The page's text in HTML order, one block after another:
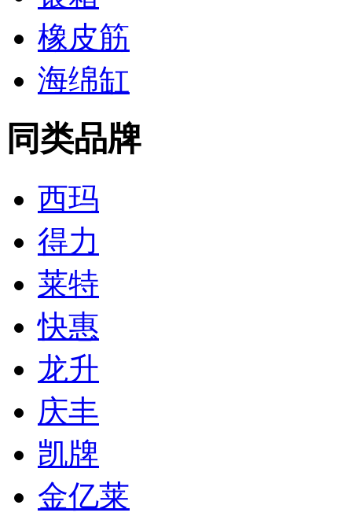
橡皮筋
海绵缸
同类品牌
西玛
得力
莱特
快惠
龙升
庆丰
凯牌
金亿莱